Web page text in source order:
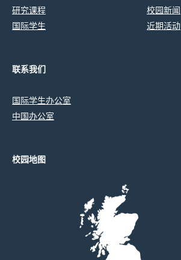
研究课程
国际学生
校园新闻
近期活动
联系我们
国际学生办公室
中国办公室
校园地图